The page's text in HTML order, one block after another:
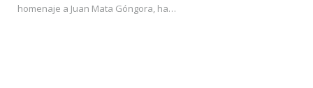
homenaje a Juan Mata Góngora, ha…